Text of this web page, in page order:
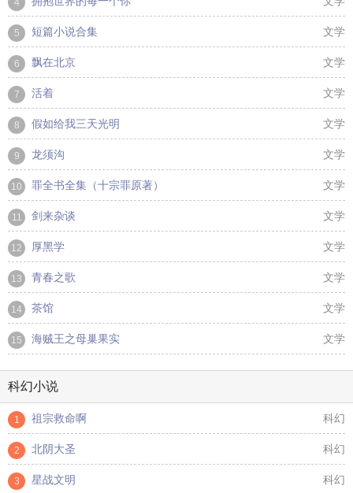
4
5 短篇小说合集 文学
6 飘在北京 文学
7 活着 文学
8 假如给我三天光明 文学
9 龙须沟 文学
10 罪全书全集（十宗罪原著） 文学
11 剑来杂谈 文学
12 厚黑学 文学
13 青春之歌 文学
14 茶馆 文学
15 海贼王之母巢果实 文学
科幻小说
1 祖宗救命啊 科幻
2 北阴大圣 科幻
3 星战文明 科幻